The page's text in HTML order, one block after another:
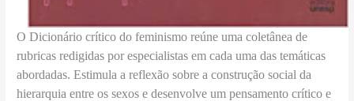
O Dicionário crítico do feminismo reúne uma coletânea de
rubricas redigidas por especialistas em cada uma das temáticas
abordadas. Estimula a reflexão sobre a construção social da
hierarquia entre os sexos e desenvolve um pensamento crítico e